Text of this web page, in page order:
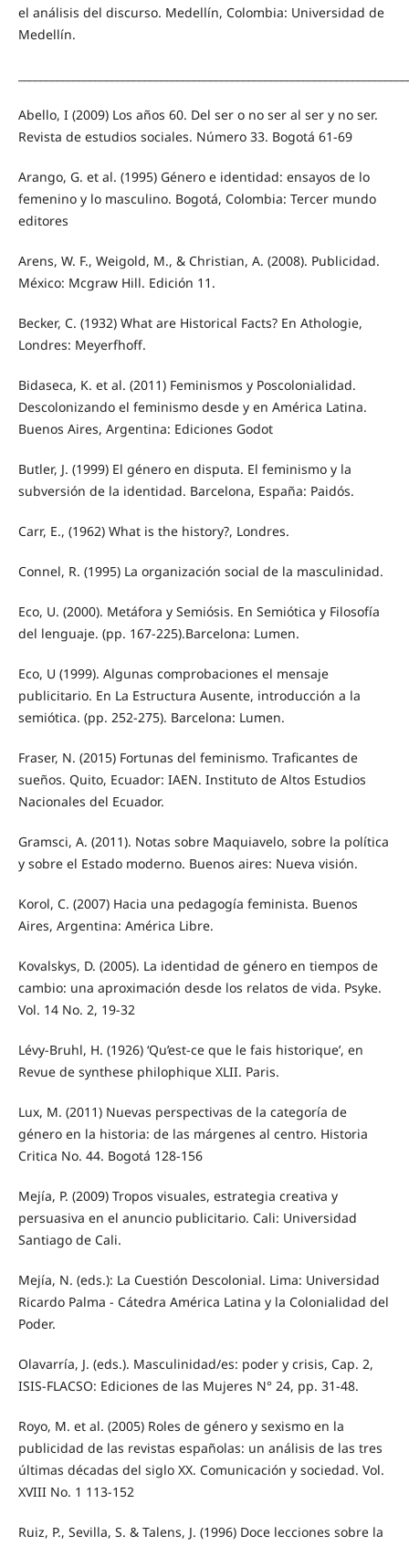
el análisis del discurso. Medellín, Colombia: Universidad de
Medellín.
Abello, I (2009) Los años 60. Del ser o no ser al ser y no ser.
Revista de estudios sociales. Número 33. Bogotá 61-69
Arango, G. et al. (1995) Género e identidad: ensayos de lo
femenino y lo masculino. Bogotá, Colombia: Tercer mundo
editores
Arens, W. F., Weigold, M., & Christian, A. (2008). Publicidad.
México: Mcgraw Hill. Edición 11.
Becker, C. (1932) What are Historical Facts? En Athologie,
Londres: Meyerfhoff.
Bidaseca, K. et al. (2011) Feminismos y Poscolonialidad.
Descolonizando el feminismo desde y en América Latina.
Buenos Aires, Argentina: Ediciones Godot
Butler, J. (1999) El género en disputa. El feminismo y la
subversión de la identidad. Barcelona, España: Paidós.
Carr, E., (1962) What is the history?, Londres.
Connel, R. (1995) La organización social de la masculinidad.
Eco, U. (2000). Metáfora y Semiósis. En Semiótica y Filosofía
del lenguaje. (pp. 167-225).Barcelona: Lumen.
Eco, U (1999). Algunas comprobaciones el mensaje
publicitario. En La Estructura Ausente, introducción a la
semiótica. (pp. 252-275). Barcelona: Lumen.
Fraser, N. (2015) Fortunas del feminismo. Traficantes de
sueños. Quito, Ecuador: IAEN. Instituto de Altos Estudios
Nacionales del Ecuador.
Gramsci, A. (2011). Notas sobre Maquiavelo, sobre la política
y sobre el Estado moderno. Buenos aires: Nueva visión.
Korol, C. (2007) Hacia una pedagogía feminista. Buenos
Aires, Argentina: América Libre.
Kovalskys, D. (2005). La identidad de género en tiempos de
cambio: una aproximación desde los relatos de vida. Psyke.
Vol. 14 No. 2, 19-32
Lévy-Bruhl, H. (1926) ‘Qu’est-ce que le fais historique’, en
Revue de synthese philophique XLII. Paris.
Lux, M. (2011) Nuevas perspectivas de la categoría de
género en la historia: de las márgenes al centro. Historia
Critica No. 44. Bogotá 128-156
Mejía, P. (2009) Tropos visuales, estrategia creativa y
persuasiva en el anuncio publicitario. Cali: Universidad
Santiago de Cali.
Mejía, N. (eds.): La Cuestión Descolonial. Lima: Universidad
Ricardo Palma - Cátedra América Latina y la Colonialidad del
Poder.
Olavarría, J. (eds.). Masculinidad/es: poder y crisis, Cap. 2,
ISIS-FLACSO: Ediciones de las Mujeres N° 24, pp. 31-48.
Royo, M. et al. (2005) Roles de género y sexismo en la
publicidad de las revistas españolas: un análisis de las tres
últimas décadas del siglo XX. Comunicación y sociedad. Vol.
XVIII No. 1 113-152
Ruiz, P., Sevilla, S. & Talens, J. (1996) Doce lecciones sobre la